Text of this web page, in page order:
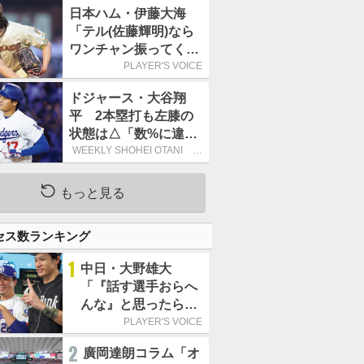
日本ハム・伊藤大海
「テル(佐藤輝明)なら
ワンチャン振ってくれ
るかなと思って超スロ
た」／魔球
PLAYER'S VOICE
ドジャース・大谷翔
平 2本塁打も左膝の
状態は△「数%に違和
感があるなら、まだ休
針」
WEEKLY SHOHEI OTANI 二
刀流で呼び込む3連覇
もっと見る
ス数ランキング
1 中日・大野雄大
「『話す選手おらへ
んな』と思ったら坂
本勇人が来た！」／
PLAYER'S VOICE
2 廣岡達朗コラム「オ